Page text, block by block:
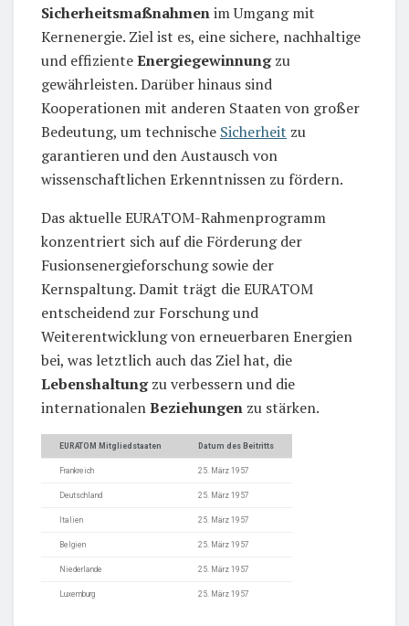
Sicherheitsmaßnahmenim Umgang mit
Kernenergie. Ziel ist es, eine sichere, nachhaltige
und effizienteEnergiegewinnungzu
gewährleisten. Darüber hinaus sind
Kooperationen mit anderen Staaten von großer
Bedeutung, um technische Sicherheit zu
garantieren und den Austausch von
wissenschaftlichen Erkenntnissen zu fördern.
Das aktuelle EURATOM-Rahmenprogramm
konzentriert sich auf die Förderung der
Fusionsenergieforschung sowie der
Kernspaltung. Damit trägt die EURATOM
entscheidend zur Forschung und
Weiterentwicklung von erneuerbaren Energien
bei, was letztlich auch das Ziel hat, die
Lebenshaltungzu verbessern und die
internationalenBeziehungen zu stärken.
EURATOM Mitgliedstaaten Datum des Beitritts
Frankreich 25. März 1957
Deutschland 25. März 1957
Italien 25. März 1957
Belgien 25. März 1957
Niederlande 25. März 1957
Luxemburg 25. März 1957